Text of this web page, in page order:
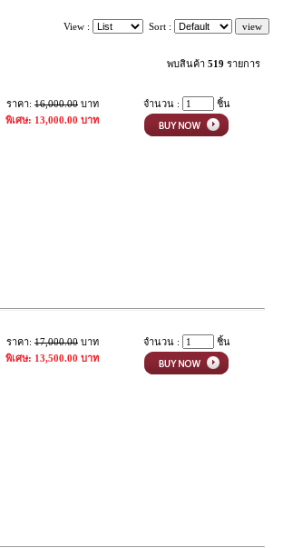
View : Sort :
พบสินค้า 519 รายการ
ราคา: 16,000.00 บาท
พิเศษ: 13,000.00 บาท
จำนวน : ชิ้น
ราคา: 17,000.00 บาท
พิเศษ: 13,500.00 บาท
จำนวน : ชิ้น